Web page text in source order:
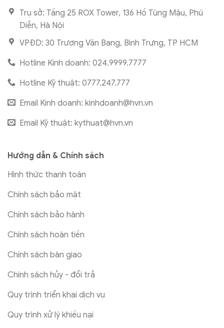
Trụ sở: Tầng 25 ROX Tower, 136 Hồ Tùng Mậu, Phú
Diễn, Hà Nội
VPĐD: 30 Trương Văn Bang, Bình Trưng, TP HCM
Hotline Kinh doanh: 024.9999.7777
Hotline Kỹ thuật: 0777.247.777
Email Kinh doanh: kinhdoanh@hvn.vn
Email Kỹ thuật: kythuat@hvn.vn
Hướng dẫn & Chính sách
Hình thức thanh toán
Chính sách bảo mật
Chính sách bảo hành
Chính sách hoàn tiền
Chính sách bàn giao
Chính sách hủy - đổi trả
Quy trình triển khai dịch vụ
Quy trình xử lý khiếu nại